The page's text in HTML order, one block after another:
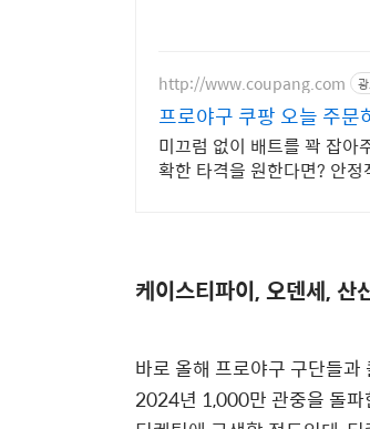
http://www.coupang.com
프로야구 쿠팡 오늘 주문
미끄럼 없이 배트를 꽉 잡아
확한 타격을 원한다면? 안
케이스티파이, 오덴세,
바로 올해 프로야구 구단들
2024년 1,000만 관중을 돌파